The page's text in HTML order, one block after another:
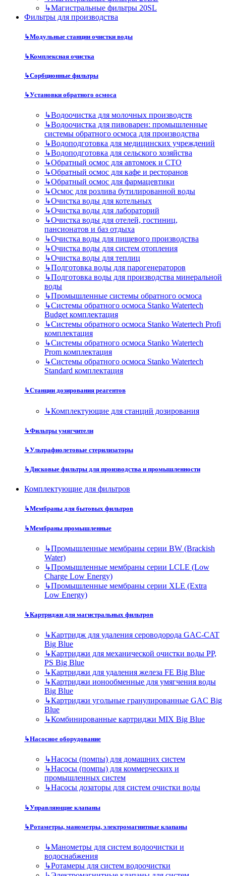
↳Магистральные фильтры 20SL
Фильтры для производства
↳Модульные станции очистки воды
↳Комплексная очистка
↳Сорбционные фильтры
↳Установки обратного осмоса
↳Водоочистка для молочных производств
↳Водоочистка для пивоварен: промышленные
системы обратного осмоса для производства
↳Водоподготовка для медицинских учреждений
↳Водоподготовка для сельского хозяйства
↳Обратный осмос для автомоек и СТО
↳Обратный осмос для кафе и ресторанов
↳Обратный осмос для фармацевтики
↳Осмос для розлива бутилированной воды
↳Очистка воды для котельных
↳Очистка воды для лабораторий
↳Очистка воды для отелей, гостиниц,
пансионатов и баз отдыха
↳Очистка воды для пищевого производства
↳Очистка воды для систем отопления
↳Очистка воды для теплиц
↳Подготовка воды для парогенераторов
↳Подготовка воды для производства минеральной
воды
↳Промышленные системы обратного осмоса
↳Системы обратного осмоса Stanko Watertech
Budget комплектация
↳Системы обратного осмоса Stanko Watertech Profi
комплектация
↳Системы обратного осмоса Stanko Watertech
Prom комплектация
↳Системы обратного осмоса Stanko Watertech
Standard комплектация
↳Станции дозирования реагентов
↳Комплектующие для станций дозирования
↳Фильтры умягчители
↳Ультрафиолетовые стерилизаторы
↳Дисковые фильтры для производства и промышленности
Комплектующие для фильтров
↳Мембраны для бытовых фильтров
↳Мембраны промышленные
↳Промышленные мембраны серии BW (Brackish
Water)
↳Промышленные мембраны серии LCLE (Low
Charge Low Energy)
↳Промышленные мембраны серии XLE (Extra
Low Energy)
↳Картриджи для магистральных фильтров
↳Картридж для удаления сероводорода GAC-CAT
Big Blue
↳Картриджи для механической очистки воды PP,
PS Big Blue
↳Картриджи для удаления железа FE Big Blue
↳Картриджи ионообменные для умягчения воды
Big Blue
↳Картриджи угольные гранулированные GAC Big
Blue
↳Комбинированные картриджи MIX Big Blue
↳Насосное оборудование
↳Насосы (помпы) для домашних систем
↳Насосы (помпы) для коммерческих и
промышленных систем
↳Насосы дозаторы для систем очистки воды
↳Управляющие клапаны
↳Ротаметры, манометры, электромагнитные клапаны
↳Манометры для систем водоочистки и
водоснабжения
↳Ротамеры для систем водоочистки